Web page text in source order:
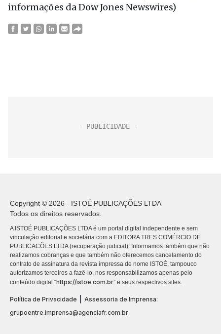
informações da Dow Jones Newswires)
Copyright © 2026 - ISTOÉ PUBLICAÇÕES LTDA
Todos os direitos reservados.
A ISTOÉ PUBLICAÇÕES LTDA é um portal digital independente e sem
vinculação editorial e societária com a EDITORA TRES COMÉRCIO DE
PUBLICACÕES LTDA (recuperação judicial). Informamos também que não
realizamos cobranças e que também não oferecemos cancelamento do
contrato de assinatura da revista impressa de nome ISTOÉ, tampouco
autorizamos terceiros a fazê-lo, nos responsabilizamos apenas pelo
conteúdo digital “https://istoe.com.br” e seus respectivos sites.
Política de Privacidade
Assessoria de Imprensa:
grupoentre.imprensa@agenciafr.com.br